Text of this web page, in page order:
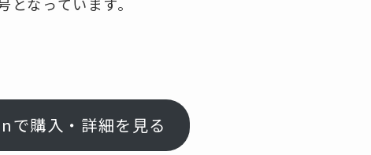
なっています。
で購入・詳細を見る